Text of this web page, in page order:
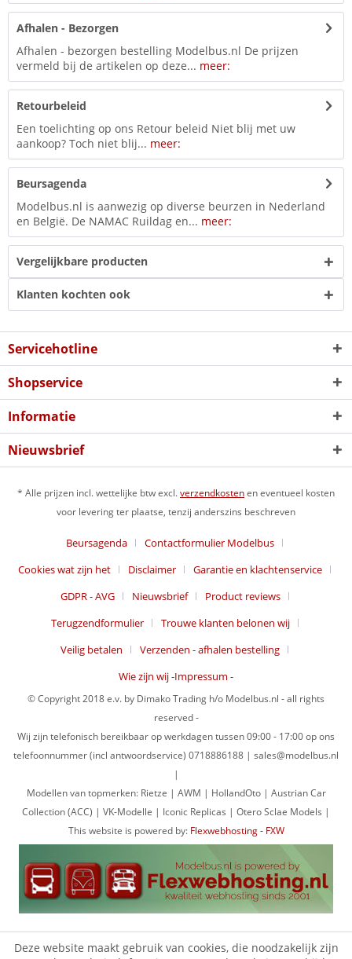
Afhalen - Bezorgen
Afhalen - bezorgen bestelling Modelbus.nl De prijzen
vermeld bij de artikelen op deze... meer:
Retourbeleid
Een toelichting op ons Retour beleid Niet blij met uw
aankoop? Toch niet blij... meer:
Beursagenda
Modelbus.nl is aanwezig op diverse beurzen in Nederland
en België. De NAMAC Ruildag en... meer:
Vergelijkbare producten
Klanten kochten ook
Servicehotline
Shopservice
Informatie
Nieuwsbrief
* Alle prijzen incl. wettelijke btw excl.verzendkostenen eventueel kosten
voor levering ter plaatse, tenzij anderszins beschreven
Beursagenda
Contactformulier Modelbus
Cookies wat zijn het
Disclaimer
Garantie en klachtenservice
GDPR - AVG
Nieuwsbrief
Product reviews
Terugzendformulier
Trouwe klanten belonen wij
Veilig betalen
Verzenden - afhalen bestelling
Wie zijn wij -Impressum -
© Copyright 2018 e.v. by Dimako Trading h/o Modelbus.nl - all rights
reserved -
Wij zijn telefonisch bereikbaar op werkdagen tussen 09:00 - 17:00 op ons
telefoonnummer (incl antwoordservice) 0718886188 | sales@modelbus.nl
|
Modellen van topmerken: Rietze | AWM | HollandOto | Austrian Car
Collection (ACC) | VK-Modelle | Iconic Replicas | Otero Sclae Models |
This website is powered by: Flexwebhosting - FXW
Deze website maakt gebruik van cookies, die noodzakelijk zijn